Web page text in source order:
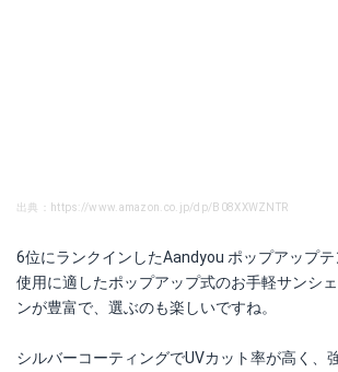
出典：https://www.amazon.co.jp/dp/B08XXWZNTR
6位にランクインしたAandyou ポップアップ
使用に適したポップアップ式のお手軽サンシ
ンが豊富で、選ぶのも楽しいですね。
シルバーコーティングでUVカット率が高く、